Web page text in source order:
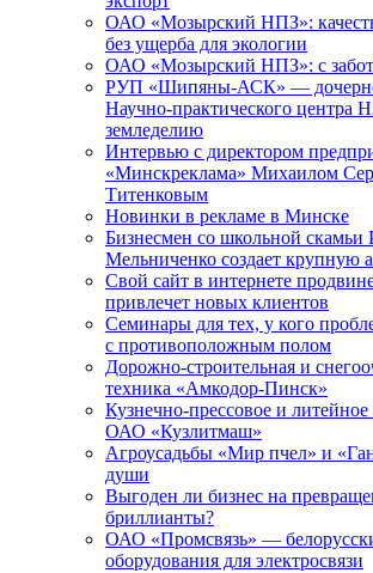
ОАО «Мозырский НПЗ»:
без ущерба для экологии
ОАО «Мозырский НПЗ»: с
РУП «Шипяны-АСК» —
Научно-практического центра
земледелию
Интервью с директором
«Минскреклама» Михаилом
Титенковым
Новинки в рекламе в Минске
Бизнесмен со школьной скамьи
Мельниченко создает крупную
Свой сайт в интернете
привлечет новых клиентов
Семинары для тех, у кого
с противоположным полом
Дорожно-строительная и
техника «Амкодор-Пинск»
Кузнечно-прессовое и
ОАО «Кузлитмаш»
Агроусадьбы «Мир пчел» и
души
Выгоден ли бизнес на
бриллианты?
ОАО «Промсвязь» —
оборудования для электросвязи